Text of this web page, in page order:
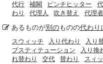
代行
補闕 ピンチヒッター
わり
代理人 吹き替え 代理者
あるものが別のものの代わり
スウィッチ 入り代わり 入り
ブスティテューション
入り換
れ替わり
交代 替わり スィ